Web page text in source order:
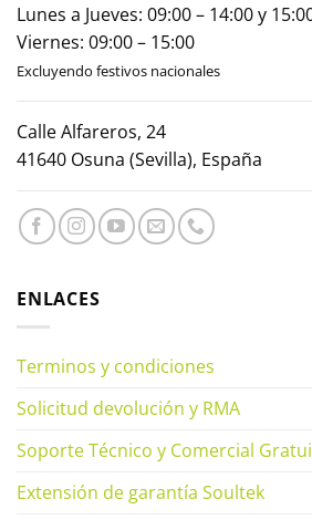
Lunes a Jueves: 09:00 – 14:00 y
Viernes: 09:00 – 15:00
Excluyendo festivos nacionales
Calle Alfareros, 24
41640 Osuna (Sevilla), España
ENLACES
Terminos y condiciones
Solicitud devolución y RMA
Soporte Técnico y Comercial
Extensión de garantía Soultek